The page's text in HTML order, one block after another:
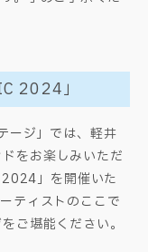
2024」
ージ」では、軽井
をお楽しみいただ
」を開催いた
ティストのここで
ご堪能ください。